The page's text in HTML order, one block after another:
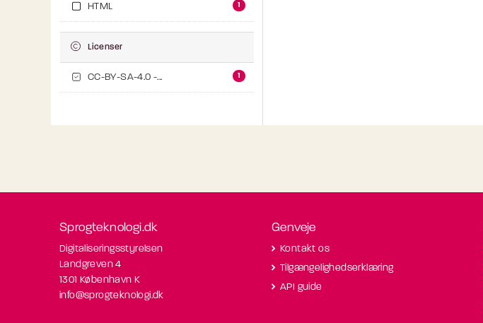
HTML 1
Licenser
CC-BY-SA-4.0 -... 1
Sprogteknologi.dk
Digitaliseringsstyrelsen
Landgreven 4
1301 København K
info@sprogteknologi.dk
Genveje
Kontakt os
Tilgængelighedserklæring
API guide